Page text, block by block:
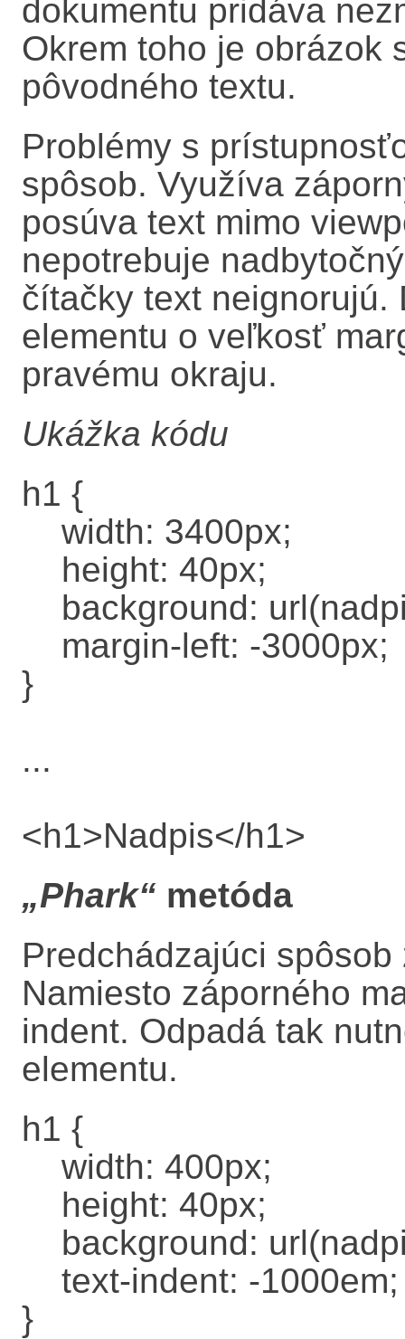
dokumentu pridáva
Okrem toho je obrázok
pôvodného textu.
Problémy s
spôsob. Využíva
posúva text mimo
nepotrebuje
čítačky text
elementu o veľkosť
pravému okraju.
Ukážka kódu
h1 {
width: 3400px;
height: 40px;
background:
margin-left: -3000px;
}
...
<h1>Nadpis</h1>
„Phark“ metóda
Predchádzajúci
Namiesto záporného
indent. Odpadá tak
elementu.
h1 {
width: 400px;
height: 40px;
background:
text-indent: -1000em;
}